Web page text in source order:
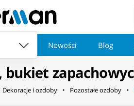
Nowości Blog
bukiet
Dekoracje i ozdoby Pozostałe ozdoby